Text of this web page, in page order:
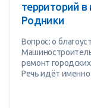
территорий
Родники
Вопрос: о
ремонт
Речь идёт